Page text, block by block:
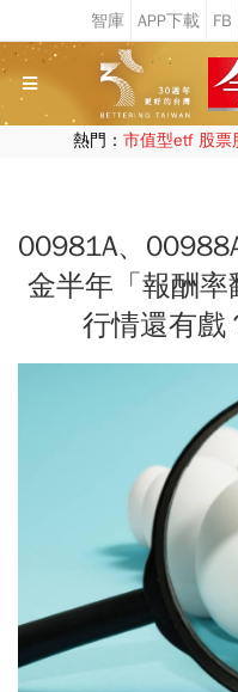
熱門： 市值型etf 股票
00981A、
金半年「報酬率
行情還有戲